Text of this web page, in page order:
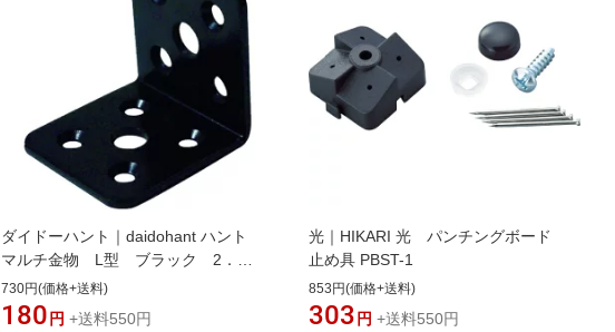
ダイドーハント｜daidohant ハント
マルチ金物 L型 ブラック 2．
3×40×42×42 00069102
730円(価格+送料)
180 円 +送料550円
光｜HIKARI 光 パンチングボード
止め具 PBST-1
853円(価格+送料)
303 円 +送料550円